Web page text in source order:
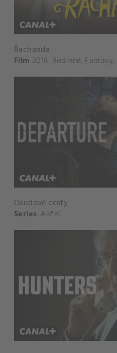
Řachanda
Film 2016 Rodinné, Fantasy,
Osudové cesty
Series Akční